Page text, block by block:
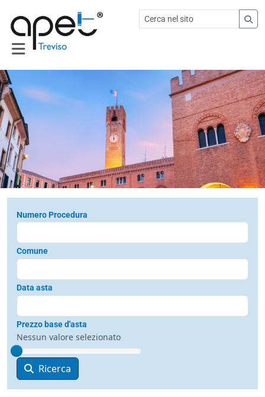
Numero Procedura
Comune
Data asta
Prezzo base d'asta
Nessun valore selezionato
Ricerca